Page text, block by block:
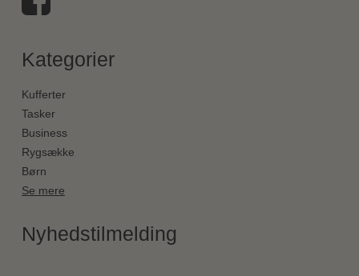
Kategorier
Kufferter
Tasker
Business
Rygsække
Børn
Se mere
Nyhedstilmelding